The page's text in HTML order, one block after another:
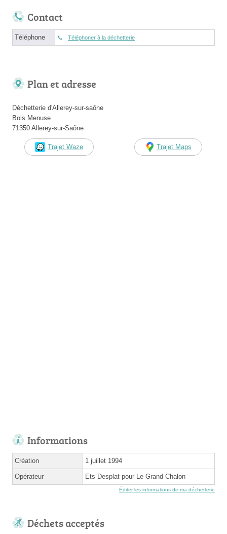
Contact
Téléphone Téléphoner à la déchetterie
Plan et adresse
Déchetterie d'Allerey-sur-saône
Bois Menuse
71350 Allerey-sur-Saône
Trajet Waze Trajet Maps
Informations
Création 1 juillet 1994
Opérateur Ets Desplat pour Le Grand Chalon
Éditer les informations de ma déchetterie
Déchets acceptés